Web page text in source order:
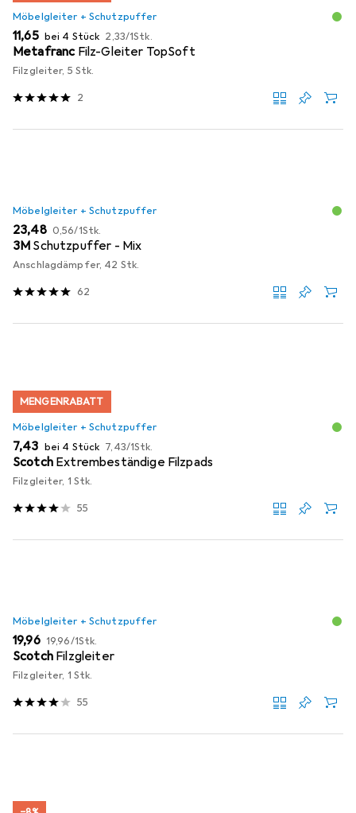
Möbelgleiter + Schutzpuffer
EUR
11,65 bei 4 Stück EUR
2,33/1Stk.
Metafranc Filz-Gleiter TopSoft
Filzgleiter, 5 Stk.
2
Möbelgleiter + Schutzpuffer
EUR
23,48 EUR
0,56/1Stk.
3M Schutzpuffer - Mix
Anschlagdämpfer, 42 Stk.
62
MENGENRABATT
Möbelgleiter + Schutzpuffer
EUR
7,43 bei 4 Stück EUR
7,43/1Stk.
Scotch Extrembeständige Filzpads
Filzgleiter, 1 Stk.
55
Möbelgleiter + Schutzpuffer
EUR
19,96 EUR
19,96/1Stk.
Scotch Filzgleiter
Filzgleiter, 1 Stk.
55